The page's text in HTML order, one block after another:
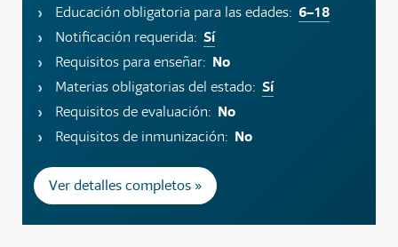
Educación obligatoria para las edades: 6–18
Notificación requerida: Sí
Requisitos para enseñar: No
Materias obligatorias del estado: Sí
Requisitos de evaluación: No
Requisitos de inmunización: No
Ver detalles completos »